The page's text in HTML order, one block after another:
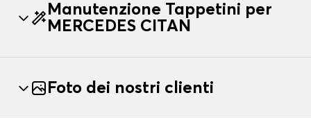
Manutenzione Tappetini per
MERCEDES CITAN
Foto dei nostri clienti